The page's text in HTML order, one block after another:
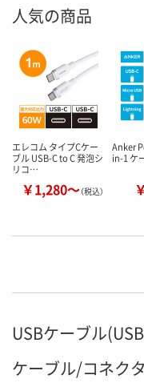
人気の商品
エレコム タイプCケー
ブル USB-C to C 発泡シ
リコ…
￥1,280～（税込）
Anker
in-1 ケ
USBケーブル
ケーブル/コネク